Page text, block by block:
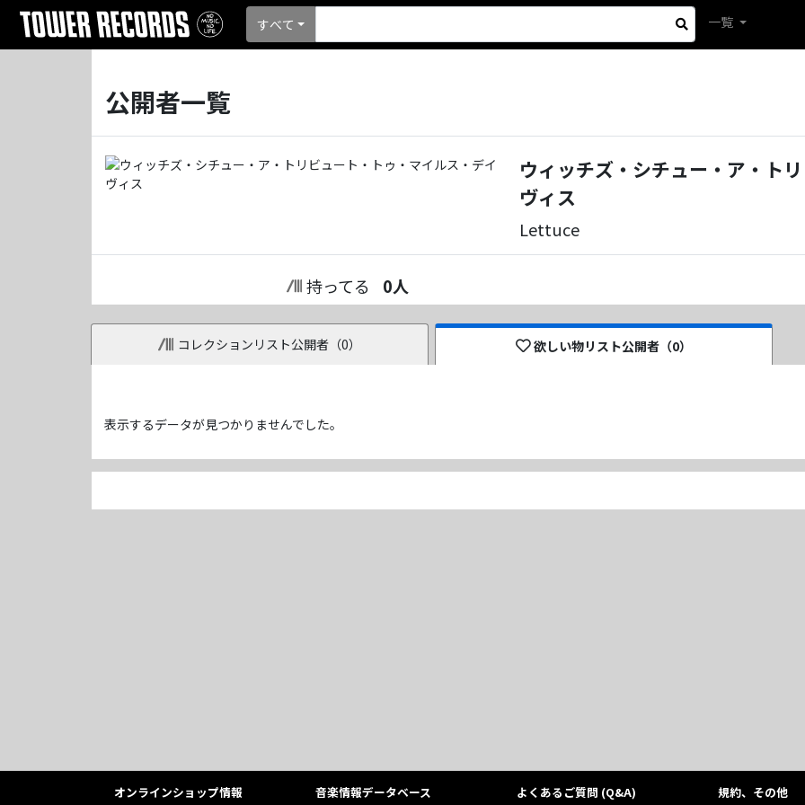
すべて 一覧
公開者一覧
ウィッチズ・シチュー・ア・ト
ヴィス
Lettuce
持ってる 0人
コレクションリスト公開者（0） 欲しい物リスト公開者（0）
表示するデータが見つかりませんでした。
オンラインショップ情報 音楽情報データベース よくあるご質問 (Q&A) 規約、その他